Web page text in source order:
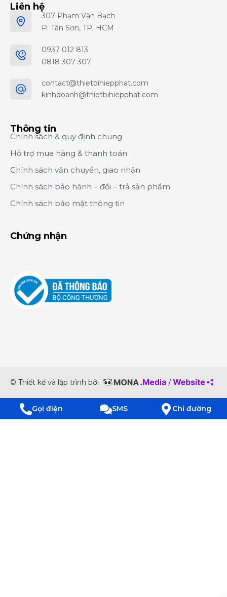
Liên hệ
307 Phạm Văn Bạch
P. Tân Sơn, TP. HCM
0937 012 813
0818 307 307
contact@thietbihiepphat.com
kinhdoanh@thietbihiepphat.com
Thông tin
Chính sách & quy định chung
Hỗ trợ mua hàng & thanh toán
Chính sách vận chuyển, giao nhận
Chính sách bảo hành – đổi – trả sản phẩm
Chính sách bảo mật thông tin
Chứng nhận
© Thiết kế và lập trình bởi
Gọi điện SMS Chỉ đường